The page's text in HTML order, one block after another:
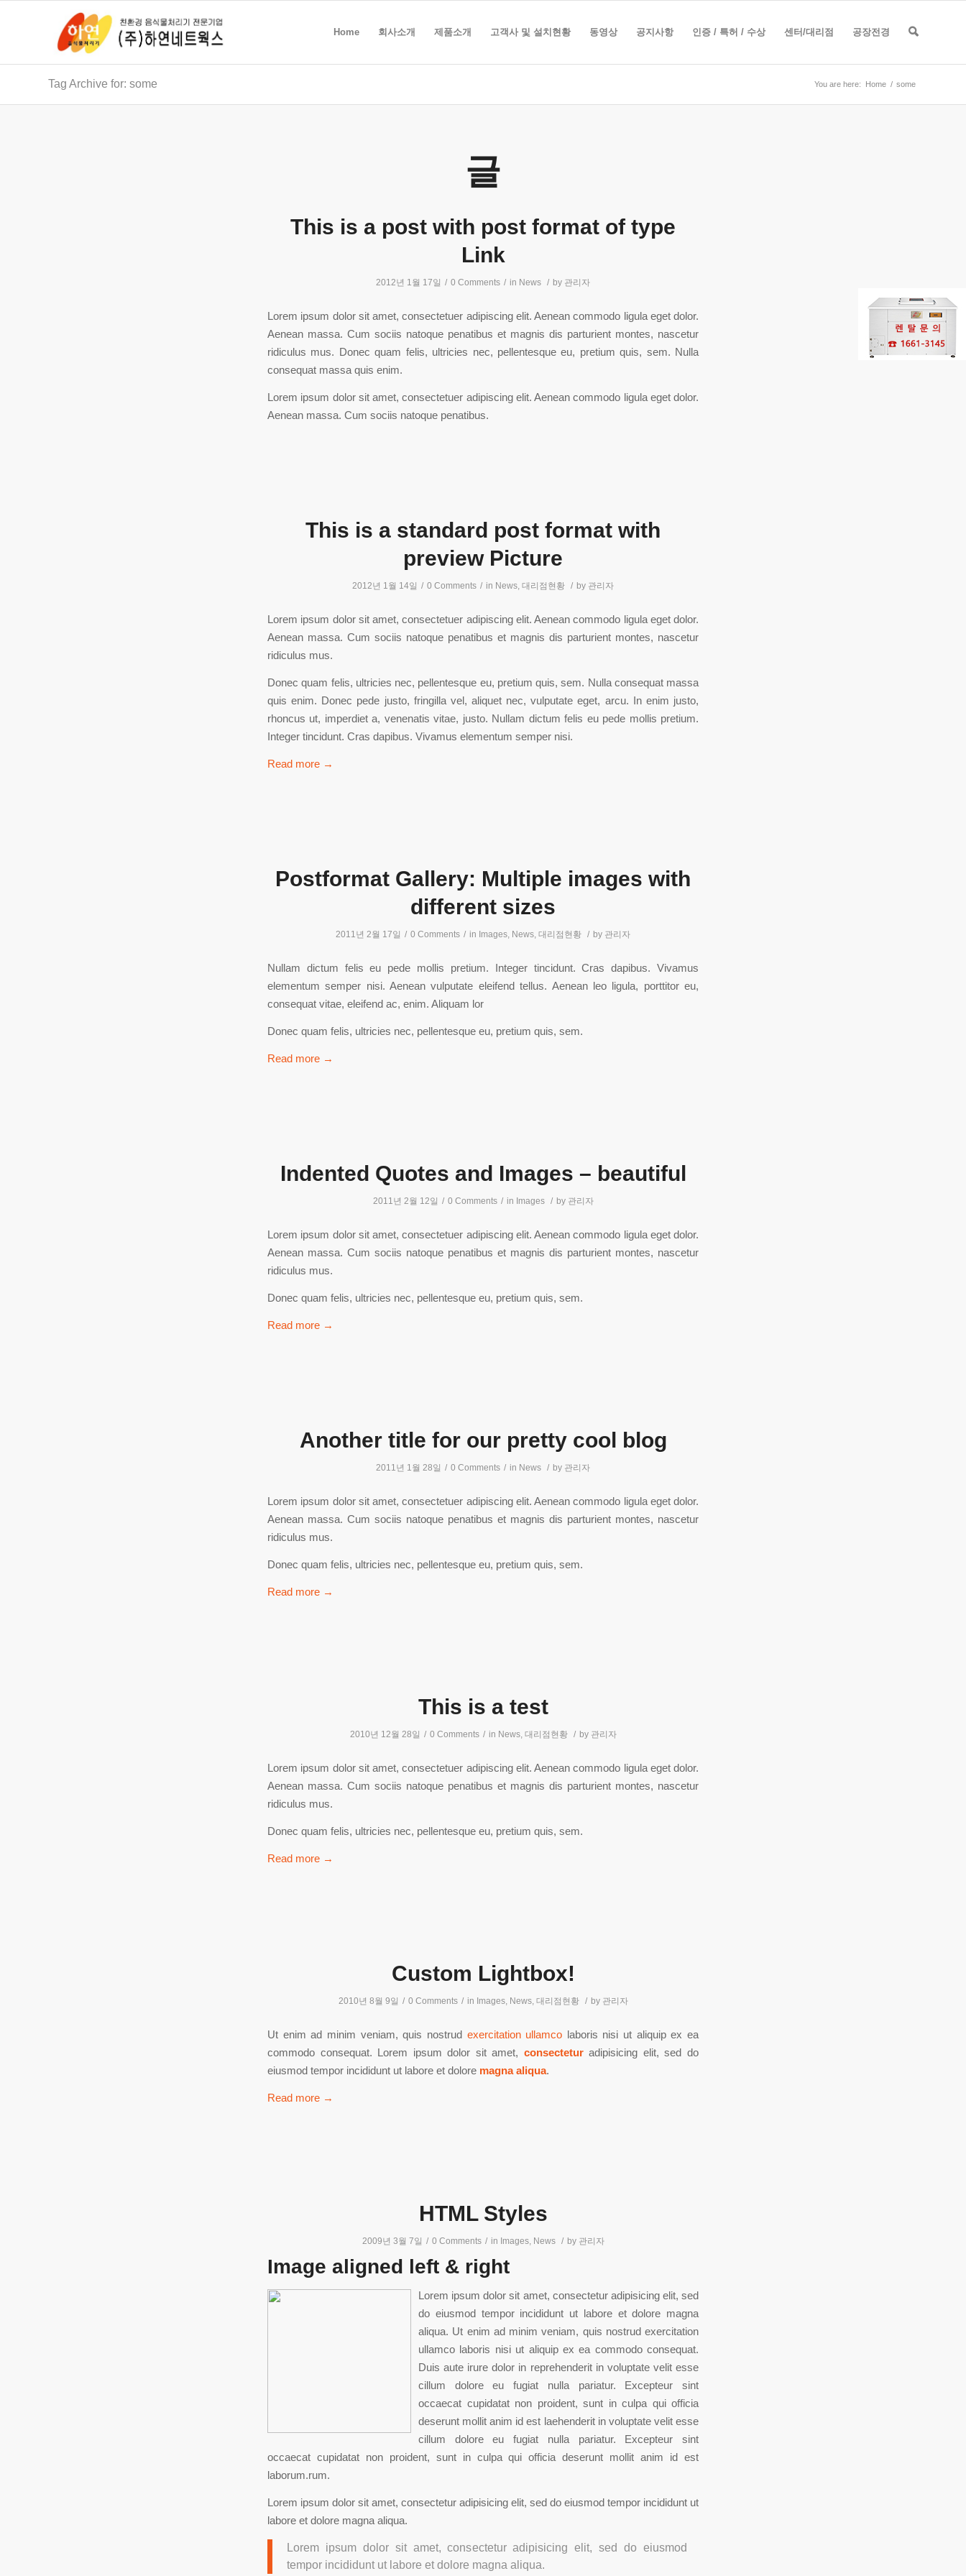
Home 회사소개 제품소개 고객사 및 설치현황 동영상 공지사항 인증 / 특허 / 수상 센터/대리점 공장전경
Tag Archive for: some You are here: Home / some
글
This is a post with post format of type
Link
2012년 1월 17일 / 0 Comments / in News / by 관리자
Lorem ipsum dolor sit amet, consectetuer adipiscing elit. Aenean commodo ligula eget dolor.
Aenean massa. Cum sociis natoque penatibus et magnis dis parturient montes, nascetur
ridiculus mus. Donec quam felis, ultricies nec, pellentesque eu, pretium quis, sem. Nulla
consequat massa quis enim.
Lorem ipsum dolor sit amet, consectetuer adipiscing elit. Aenean commodo ligula eget dolor.
Aenean massa. Cum sociis natoque penatibus.
This is a standard post format with
preview Picture
2012년 1월 14일 / 0 Comments / in News, 대리점현황 / by 관리자
Lorem ipsum dolor sit amet, consectetuer adipiscing elit. Aenean commodo ligula eget dolor.
Aenean massa. Cum sociis natoque penatibus et magnis dis parturient montes, nascetur
ridiculus mus.
Donec quam felis, ultricies nec, pellentesque eu, pretium quis, sem. Nulla consequat massa
quis enim. Donec pede justo, fringilla vel, aliquet nec, vulputate eget, arcu. In enim justo,
rhoncus ut, imperdiet a, venenatis vitae, justo. Nullam dictum felis eu pede mollis pretium.
Integer tincidunt. Cras dapibus. Vivamus elementum semper nisi.
Read more →
Postformat Gallery: Multiple images with
different sizes
2011년 2월 17일 / 0 Comments / in Images, News, 대리점현황 / by 관리자
Nullam dictum felis eu pede mollis pretium. Integer tincidunt. Cras dapibus. Vivamus
elementum semper nisi. Aenean vulputate eleifend tellus. Aenean leo ligula, porttitor eu,
consequat vitae, eleifend ac, enim. Aliquam lor
Donec quam felis, ultricies nec, pellentesque eu, pretium quis, sem.
Read more →
Indented Quotes and Images – beautiful
2011년 2월 12일 / 0 Comments / in Images / by 관리자
Lorem ipsum dolor sit amet, consectetuer adipiscing elit. Aenean commodo ligula eget dolor.
Aenean massa. Cum sociis natoque penatibus et magnis dis parturient montes, nascetur
ridiculus mus.
Donec quam felis, ultricies nec, pellentesque eu, pretium quis, sem.
Read more →
Another title for our pretty cool blog
2011년 1월 28일 / 0 Comments / in News / by 관리자
Lorem ipsum dolor sit amet, consectetuer adipiscing elit. Aenean commodo ligula eget dolor.
Aenean massa. Cum sociis natoque penatibus et magnis dis parturient montes, nascetur
ridiculus mus.
Donec quam felis, ultricies nec, pellentesque eu, pretium quis, sem.
Read more →
This is a test
2010년 12월 28일 / 0 Comments / in News, 대리점현황 / by 관리자
Lorem ipsum dolor sit amet, consectetuer adipiscing elit. Aenean commodo ligula eget dolor.
Aenean massa. Cum sociis natoque penatibus et magnis dis parturient montes, nascetur
ridiculus mus.
Donec quam felis, ultricies nec, pellentesque eu, pretium quis, sem.
Read more →
Custom Lightbox!
2010년 8월 9일 / 0 Comments / in Images, News, 대리점현황 / by 관리자
Ut enim ad minim veniam, quis nostrud exercitation ullamco laboris nisi ut aliquip ex ea
commodo consequat. Lorem ipsum dolor sit amet, consecteturadipisicing elit, sed do
eiusmod tempor incididunt ut labore et dolore magna aliqua.
Read more →
HTML Styles
2009년 3월 7일 / 0 Comments / in Images, News / by 관리자
Image aligned left & right
Lorem ipsum dolor sit amet, consectetur adipisicing elit, sed
do eiusmod tempor incididunt ut labore et dolore magna
aliqua. Ut enim ad minim veniam, quis nostrud exercitation
ullamco laboris nisi ut aliquip ex ea commodo consequat.
Duis aute irure dolor in reprehenderit in voluptate velit esse
cillum dolore eu fugiat nulla pariatur. Excepteur sint
occaecat cupidatat non proident, sunt in culpa qui officia
deserunt mollit anim id est laehenderit in voluptate velit esse
cillum dolore eu fugiat nulla pariatur. Excepteur sint
occaecat cupidatat non proident, sunt in culpa qui officia deserunt mollit anim id est
laborum.rum.
Lorem ipsum dolor sit amet, consectetur adipisicing elit, sed do eiusmod tempor incididunt ut
labore et dolore magna aliqua.
Lorem ipsum dolor sit amet, consectetur adipisicing elit, sed do eiusmod
tempor incididunt ut labore et dolore magna aliqua.